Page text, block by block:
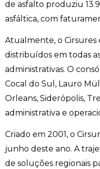
de asfalto produziu
asfáltica, com
Atualmente, o
distribuídos em todas
administrativas. O
Cocal do Sul, Lauro
Orleans, Siderópolis,
administrativa e
Criado em 2001, o
junho deste ano. A
de soluções regionais